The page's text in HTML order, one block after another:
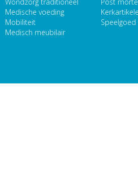
Medische voeding
Mobiliteit
Medisch meubilair
Speelgoed